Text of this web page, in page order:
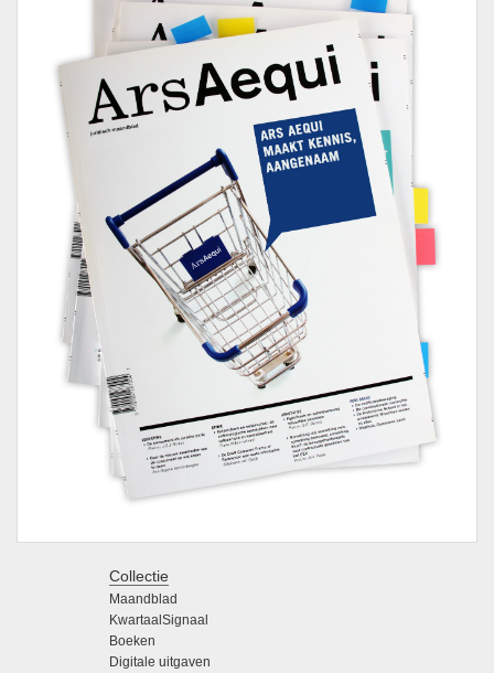
Collectie
Maandblad
KwartaalSignaal
Boeken
Digitale uitgaven